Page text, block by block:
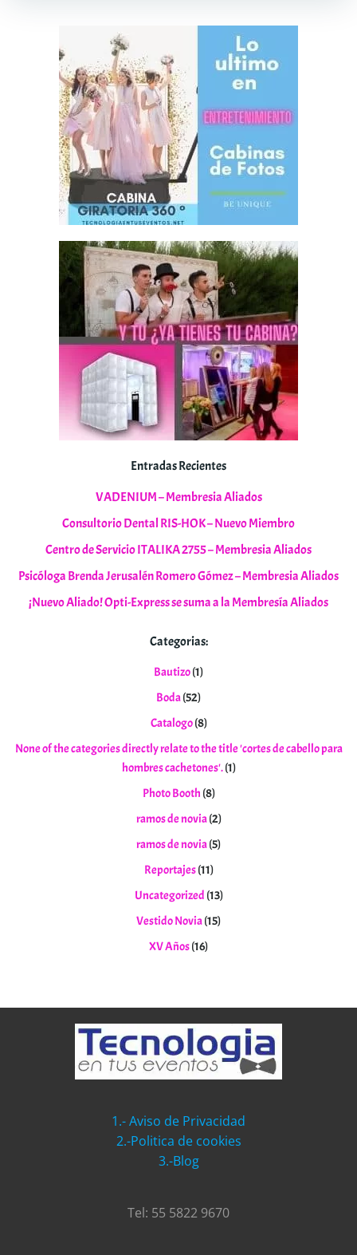
Entradas Recientes
VADENIUM – Membresia Aliados
Consultorio Dental RIS-HOK – Nuevo Miembro
Centro de Servicio ITALIKA 2755 – Membresia Aliados
Psicóloga Brenda Jerusalén Romero Gómez – Membresia Aliados
¡Nuevo Aliado! Opti-Express se suma a la Membresía Aliados
Categorias:
Bautizo(1)
Boda(52)
Catalogo(8)
None of the categories directly relate to the title 'cortes de cabello para
hombres cachetones'.(1)
Photo Booth (8)
ramos de novia(2)
ramos de novia(5)
Reportajes(11)
Uncategorized (13)
Vestido Novia(15)
XV Años(16)
1.- Aviso de Privacidad
2.-Politica de cookies
3.-Blog
Tel: 55 5822 9670